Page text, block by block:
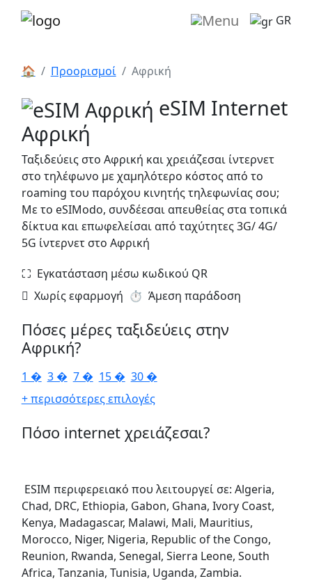
GR
🏠 Προορισμοί Αφρική
eSIM Internet
Αφρική
Ταξιδεύεις στο Αφρική και χρειάζεσαι ίντερνετ
στο τηλέφωνο με χαμηλότερο κόστος από το
roaming του παρόχου κινητής τηλεφωνίας σου;
Με το eSIModo, συνδέεσαι απευθείας στα τοπικά
δίκτυα και επωφελείσαι από ταχύτητες 3G/ 4G/
5G ίντερνετ στο Αφρική
⛶️️ Εγκατάσταση μέσω κωδικού QR
️ Χωρίς εφαρμογή ⏱️️ Άμεση παράδοση
Πόσες μέρες ταξιδεύεις στην
Αφρική?
1 � 3 � 7 � 15 � 30 �
+ περισσότερες επιλογές
Πόσο internet χρειάζεσαι?
ESIM περιφερειακό που λειτουργεί σε: Algeria,
Chad, DRC, Ethiopia, Gabon, Ghana, Ivory Coast,
Kenya, Madagascar, Malawi, Mali, Mauritius,
Morocco, Niger, Nigeria, Republic of the Congo,
Reunion, Rwanda, Senegal, Sierra Leone, South
Africa, Tanzania, Tunisia, Uganda, Zambia.